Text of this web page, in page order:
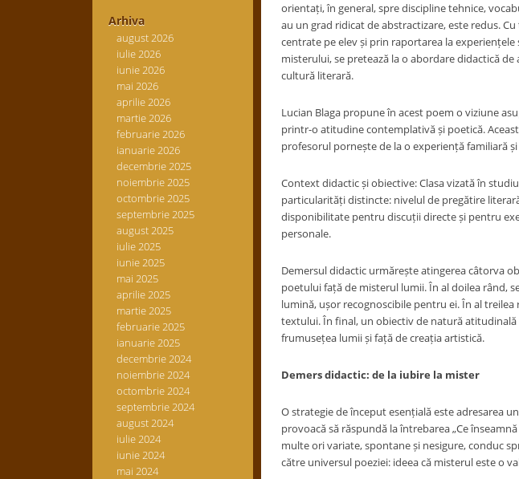
Arhiva
august 2026
iulie 2026
iunie 2026
mai 2026
aprilie 2026
martie 2026
februarie 2026
ianuarie 2026
decembrie 2025
noiembrie 2025
octombrie 2025
septembrie 2025
august 2025
iulie 2025
iunie 2025
mai 2025
aprilie 2025
martie 2025
februarie 2025
ianuarie 2025
decembrie 2024
noiembrie 2024
octombrie 2024
septembrie 2024
august 2024
iulie 2024
iunie 2024
mai 2024
orientați, în general, spre discipline tehnice,
au un grad ridicat de abstractizare, este redus.
centrate pe elev și prin raportarea la
misterului, se pretează la o abordare didactică
cultură literară.
Lucian Blaga propune în acest poem o viziune
printr-o atitudine contemplativă și poetică.
profesorul pornește de la o experiență familiară
Context didactic și obiective: Clasa vizată în
particularități distincte: nivelul de pregătire
disponibilitate pentru discuții directe și pentru
personale.
Demersul didactic urmărește atingerea câtorva
poetului față de misterul lumii. În al doilea rând,
lumină, ușor recognoscibile pentru ei. În al
textului. În final, un obiectiv de natură
frumusețea lumii și față de creația artistică.
Demers didactic: de la iubire la mister
O strategie de început esențială este adresarea
provoacă să răspundă la întrebarea „Ce
multe ori variate, spontane și nesigure, conduc
către universul poeziei: ideea că misterul este o